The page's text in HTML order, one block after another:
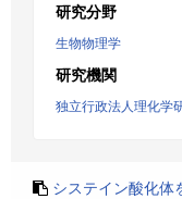
研究分野
生物物理学
研究機関
独立行政法人理化学
システイン酸化体